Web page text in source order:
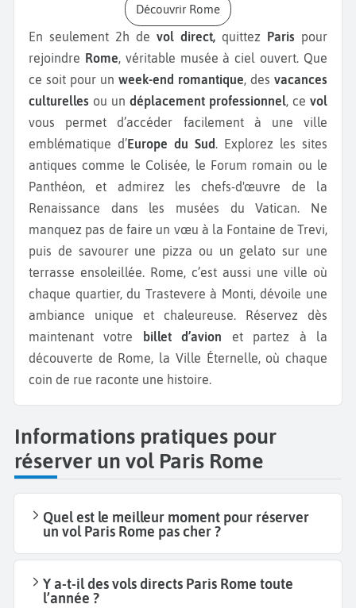
Découvrir Rome
En seulement 2h de vol direct, quittez Paris pour
rejoindre Rome, véritable musée à ciel ouvert. Que
ce soit pour un week-end romantique, des vacances
culturelles ou un déplacement professionnel, ce vol
vous permet d’accéder facilement à une ville
emblématique d’Europe du Sud. Explorez les sites
antiques comme le Colisée, le Forum romain ou le
Panthéon, et admirez les chefs-d'œuvre de la
Renaissance dans les musées du Vatican. Ne
manquez pas de faire un vœu à la Fontaine de Trevi,
puis de savourer une pizza ou un gelato sur une
terrasse ensoleillée. Rome, c’est aussi une ville où
chaque quartier, du Trastevere à Monti, dévoile une
ambiance unique et chaleureuse. Réservez dès
maintenant votre
billet d’avion et partez à la
découverte de Rome, la Ville Éternelle, où chaque
coin de rue raconte une histoire.
Informations pratiques pour
réserver un vol Paris Rome
Quel est le meilleur moment pour réserver
un vol Paris Rome pas cher ?
Y a-t-il des vols directs Paris Rome toute
l’année ?